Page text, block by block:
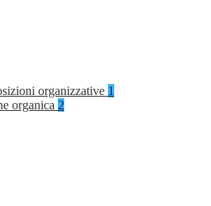
organizzative 1
organica 2